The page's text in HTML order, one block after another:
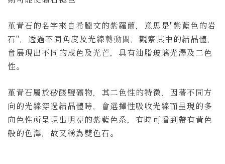
堇青石的名字來自希臘文的紫羅蘭，意思是"紫藍色的岩
石"，透過不同角度及光線轉動間，觀察其中的結晶體，
會展現出不同的成色及光芒，具有油脂玻璃光澤及二色
性。
堇青石屬於矽酸鹽礦物，其二色性的特徵，因著不同方
向的光線穿過結晶體時，會選擇性吸收光線而呈現的多
向色性所呈現出明亮的紫藍色系，有時可看到帶有黃色
般的色澤，故又稱為雙色石。